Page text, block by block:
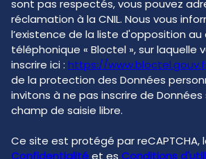
sont pas respectés, vous pouvez
réclamation à la CNIL. Nous vous
l’existence de la liste d'opposition
téléphonique « Bloctel », sur laquelle
inscrire ici : https://
de la protection des Données
invitons à ne pas inscrire de
champ de saisie libre.
Ce site est protégé par reCAPTCHA,
Confidentialitéet es Conditions